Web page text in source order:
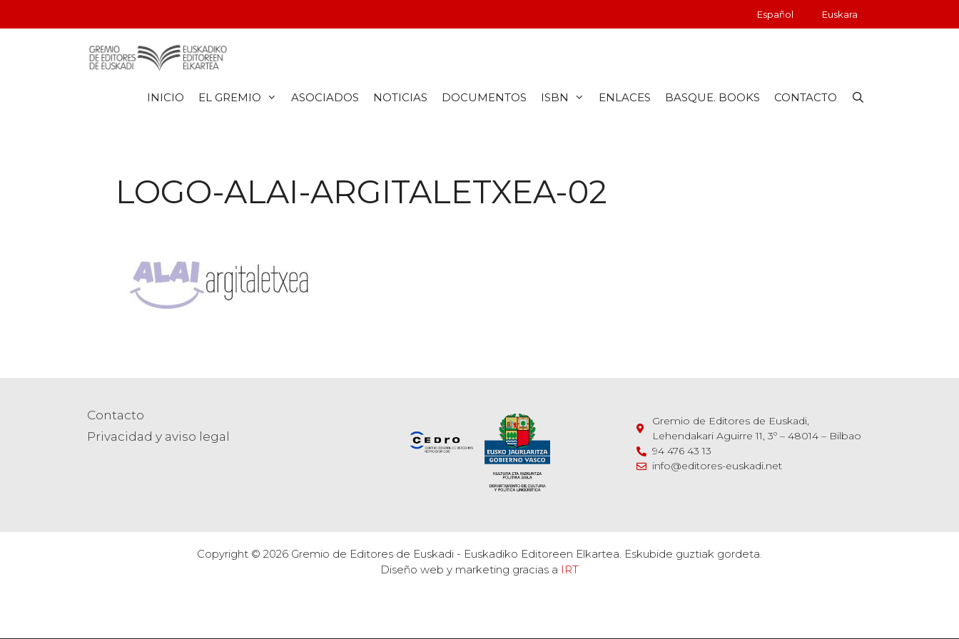
Español Euskara
INICIO EL GREMIO ASOCIADOS NOTICIAS DOCUMENTOS ISBN ENLACES BASQUE. BOOKS CONTACTO
LOGO-ALAI-ARGITALETXEA-02
Contacto
Privacidad y aviso legal
Gremio de Editores de Euskadi,
Lehendakari Aguirre 11, 3º – 48014 – Bilbao
94 476 43 13
info@editores-euskadi.net
Copyright © 2026 Gremio de Editores de Euskadi - Euskadiko Editoreen Elkartea. Eskubide guztiak gordeta.
Diseño web y marketing gracias a IRT